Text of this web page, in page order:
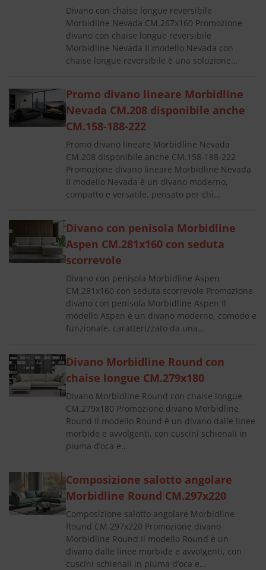
Divano con chaise longue reversibile
Morbidline Nevada CM.267x160 Promozione
divano con chaise longue reversibile
Morbidline Nevada Il modello Nevada con
chaise longue reversibile è una soluzione…
Promo divano lineare Morbidline
Nevada CM.208 disponibile anche
CM.158-188-222
Promo divano lineare Morbidline Nevada
CM.208 disponibile anche CM.158-188-222
Promozione divano lineare Morbidline Nevada
Il modello Nevada è un divano moderno,
compatto e versatile, pensato per chi…
Divano con penisola Morbidline
Aspen CM.281x160 con seduta
scorrevole
Divano con penisola Morbidline Aspen
CM.281x160 con seduta scorrevole Promozione
divano con penisola Morbidline Aspen Il
modello Aspen è un divano moderno, comodo e
funzionale, caratterizzato da una…
Divano Morbidline Round con
chaise longue CM.279x180
Divano Morbidline Round con chaise longue
CM.279x180 Promozione divano Morbidline
Round Il modello Round è un divano dalle linee
morbide e avvolgenti, con cuscini schienali in
piuma d’oca e…
Composizione salotto angolare
Morbidline Round CM.297x220
Composizione salotto angolare Morbidline
Round CM.297x220 Promozione divano
Morbidline Round Il modello Round è un
divano dalle linee morbide e avvolgenti, con
cuscini schienali in piuma d’oca e…